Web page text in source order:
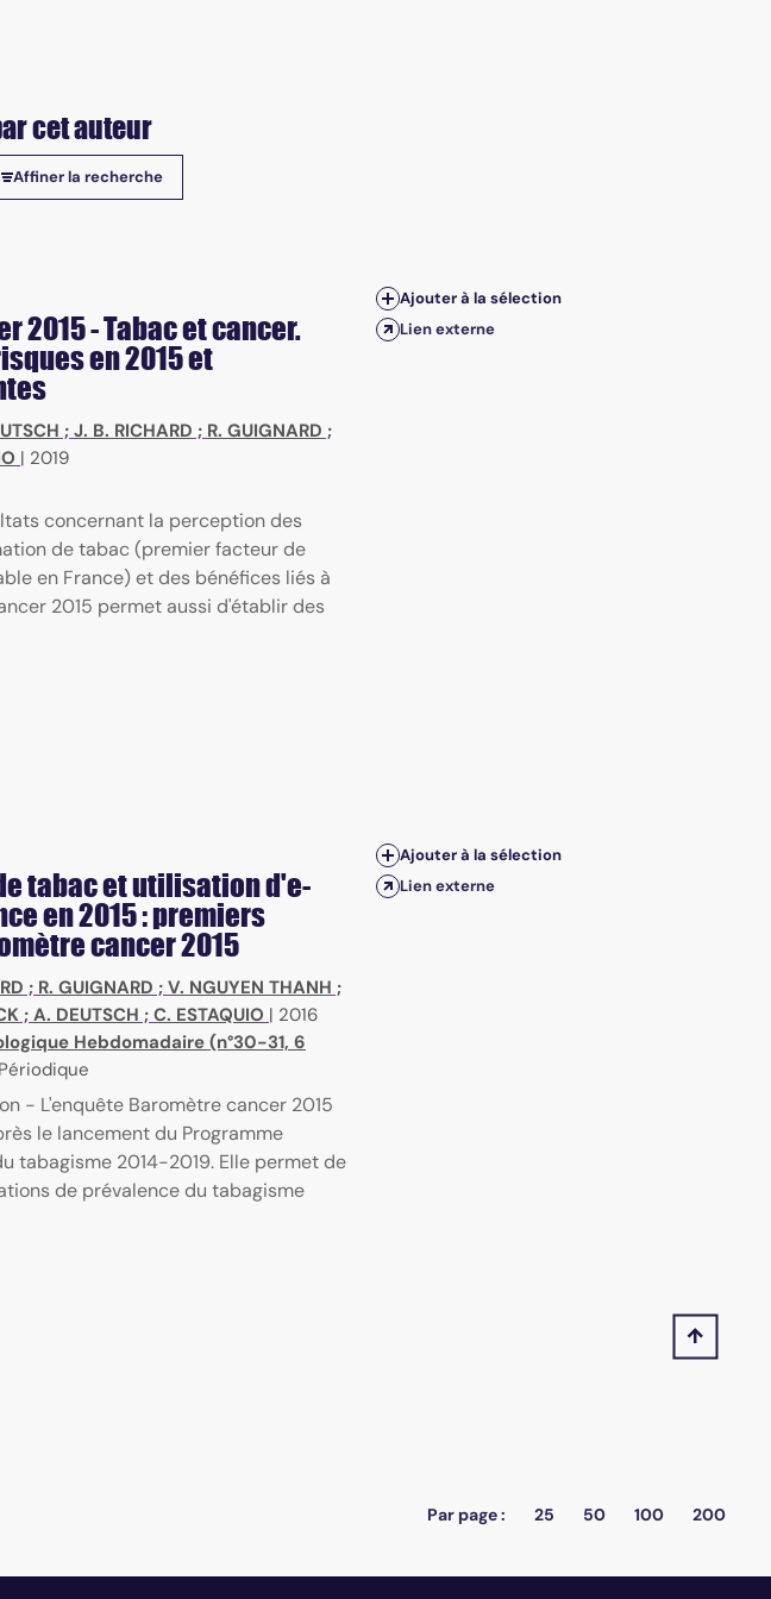
cet auteur
Affiner la recherche
2015 - Tabac et cancer.
en 2015 et
; J. B. RICHARD ; R. GUIGNARD ;
| 2019
concernant la perception des
de tabac (premier facteur de
en France) et des bénéfices liés à
2015 permet aussi d'établir des
Ajouter à la sélection
Lien externe
tabac et utilisation d'e-
en 2015 : premiers
cancer 2015
; R. GUIGNARD ; V. NGUYEN THANH ;
; A. DEUTSCH ; C. ESTAQUIO | 2016
Hebdomadaire (n°30-31, 6
- L'enquête Baromètre cancer 2015
le lancement du Programme
tabagisme 2014-2019. Elle permet de
de prévalence du tabagisme
Ajouter à la sélection
Lien externe
Par page : 25 50 100 200